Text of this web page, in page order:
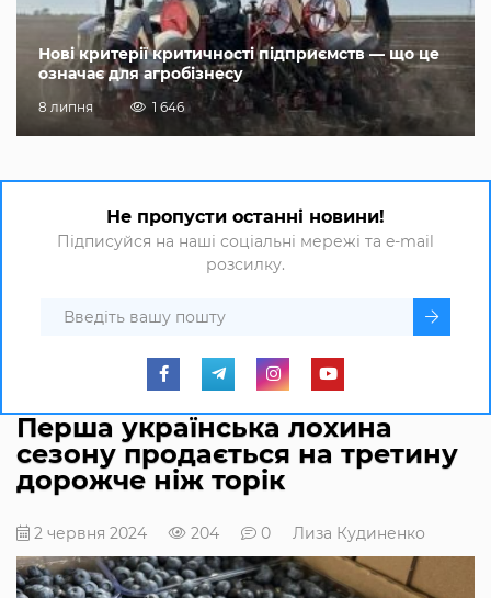
Нові критерії критичності підприємств — що це
означає для агробізнесу
8 липня 1 646
Не пропусти останні новини!
Підписуйся на наші соціальні мережі та e-mail
розсилку.
Перша українська лохина
сезону продається на третину
дорожче ніж торік
2 червня 2024 204 0 Лиза Кудиненко